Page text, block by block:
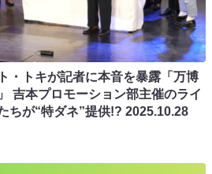
・トキが記者に本音を暴露「万博
吉本プロモーション部主催のライ
ちが“特ダネ”提供!? 2025.10.28